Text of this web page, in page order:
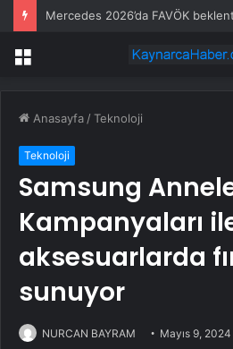
Mercedes 2026’da FAVÖK
Menü
Anasayfa /Teknoloji
Teknoloji
Samsung
Kampanyaları
aksesuarlarda
sunuyor
NURCAN BAYRAM Mayıs 9, 2024